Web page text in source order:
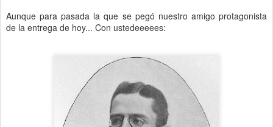
Aunque para pasada la que se pegó nuestro amigo protagonista
de la entrega de hoy... Con ustedeeeees: